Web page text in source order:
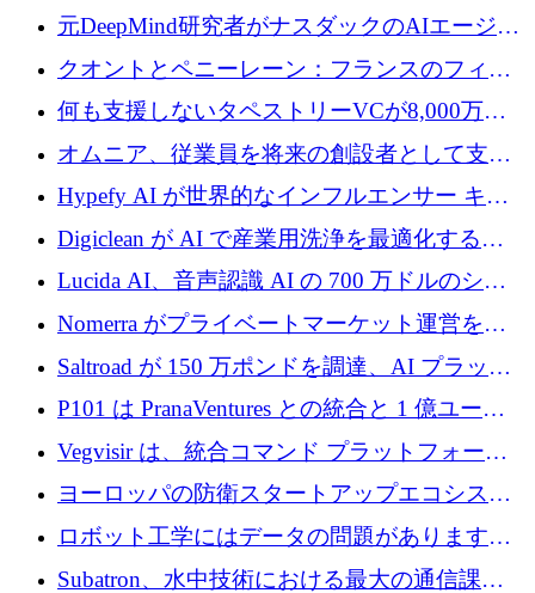
8,500万ドルの株式公開買い付けを実施
元DeepMind研究者がナスダックのAIエージェ
ントを拡張するためにCreandumの資金調達で
記録を獲得
クオントとペニーレーン：フランスのフィン
テックの友人と敵
何も支援しないタペストリーVCが8,000万ド
ルの資金を調達、ロンドン事務所を開設
オムニア、従業員を将来の創設者として支援
するために Firedrop でファンドを立ち上げる
Hypefy AI が世界的なインフルエンサー キャ
ンペーンを自動化するためにシリーズ A で
720 万ドルを調達
Digiclean が AI で産業用洗浄を最適化するた
めに 250 万ユーロを調達
Lucida AI、音声認識 AI の 700 万ドルのシー
ドラウンドを終了
Nomerra がプライベートマーケット運営を自
動化するために 200 万ドルを調達
Saltroad が 150 万ポンドを調達、AI プラット
フォーム Ogma を買収して子ども向け言語療
法を拡大
P101 は PranaVentures との統合と 1 億ユーロ
のファンドによりシード投資に拡大
Vegvisir は、統合コマンド プラットフォーム
を通じて関連する無人システムを接続するた
ヨーロッパの防衛スタートアップエコシステ
ムとなったハッカソン
ロボット工学にはデータの問題があります。
Macrodata Labs はそれを解決したいと考えて
Subatron、水中技術における最大の通信課題